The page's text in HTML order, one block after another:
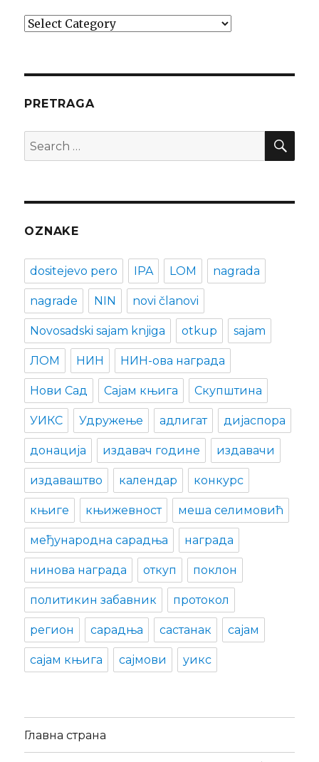
Kategorije
PRETRAGA
Search
for:
OZNAKE
dositejevo pero IPA LOM nagrada
nagrade NIN novi članovi
Novosadski sajam knjiga otkup sajam
ЛОМ НИН НИН-ова награда
Нови Сад Сајам књига Скупштина
УИКС Удружење адлигат дијаспора
донација издавач године издавачи
издаваштво календар конкурс
књиге књижевност меша селимовић
међународна сарадња награда
нинова награда откуп поклон
политикин забавник протокол
регион сарадња састанак сајам
сајам књига сајмови уикс
Главна страна